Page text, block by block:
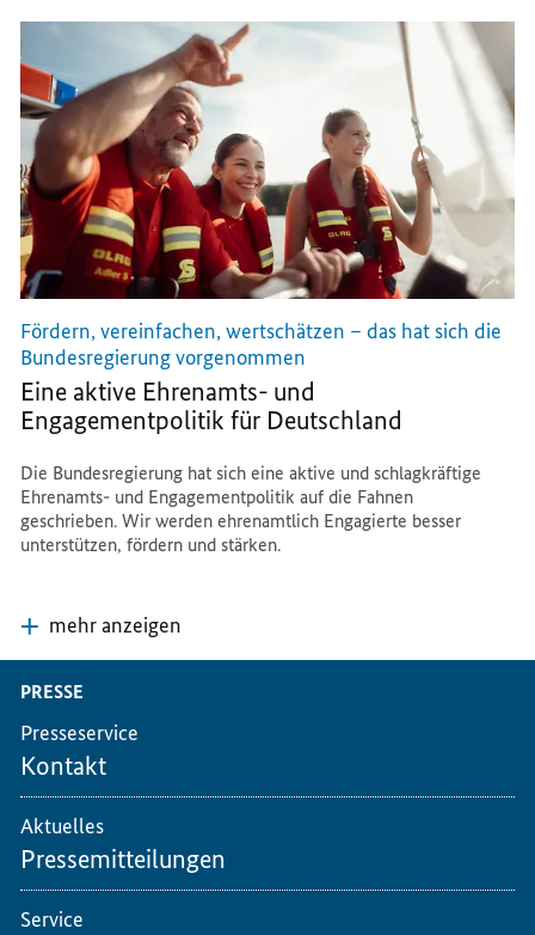
Fördern, vereinfachen, wertschätzen – das hat sich die
Bundesregierung vorgenommen
Eine aktive Ehrenamts- und
Engagementpolitik für Deutschland
Die Bundesregierung hat sich eine aktive und schlagkräftige
Ehrenamts- und Engagementpolitik auf die Fahnen
geschrieben. Wir werden ehrenamtlich Engagierte besser
unterstützen, fördern und stärken.
mehr anzeigen
PRESSE
Presseservice
Kontakt
Aktuelles
Pressemitteilungen
Service